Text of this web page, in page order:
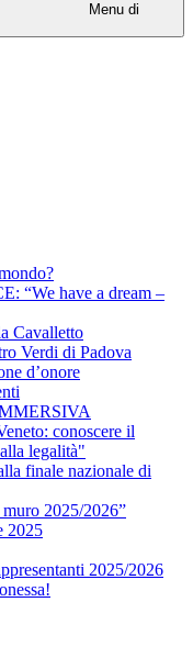
Menu di
“We have a dream –
Cavalletto
Verdi di Padova
d’onore
conoscere il
legalità"
finale nazionale di
2025/2026”
2025
2025/2026